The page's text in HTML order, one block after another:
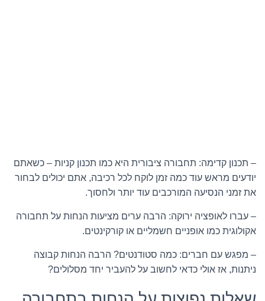
– תכנון קדימה: תחבורה ציבורית היא כמו תכנון קניות – כשאתם
יודעים מראש עוד כמה זמן לוקח לכל רכיבה, אתם יכולים לבחור
את זמני הנסיעה המורכבים עוד יותר ולחסוך.
– עברו לאופציה ירוקה: הרבה ערים מציעות הנחות על תחבורה
אקולוגית כמו אופניים חשמליים או קורקינטים.
– מפגש עם חברים: כמה סטודנטים? הרבה הנחות קבוצה
ניתנות, אז אולי כדאי לחשוב על להעביר יחד מסלולים?